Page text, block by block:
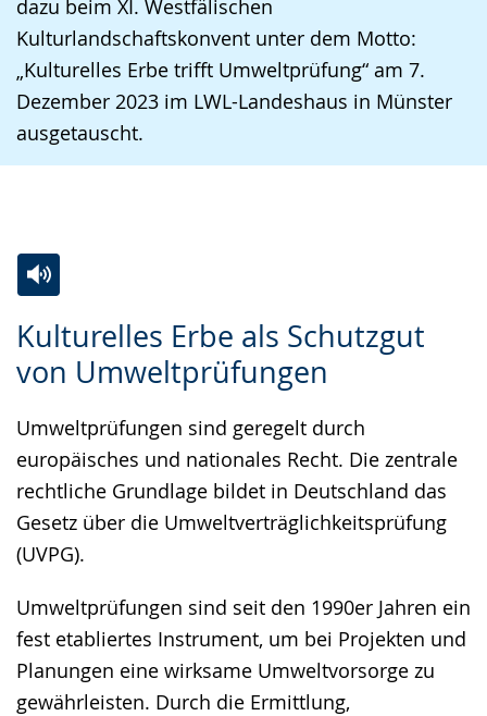
dazu beim XI. Westfälischen
Kulturlandschaftskonvent unter dem Motto:
„Kulturelles Erbe trifft Umweltprüfung“ am 7.
Dezember 2023 im LWL-Landeshaus in Münster
ausgetauscht.
Kulturelles Erbe als Schutzgut
von Umweltprüfungen
Umweltprüfungen sind geregelt durch
europäisches und nationales Recht. Die zentrale
rechtliche Grundlage bildet in Deutschland das
Gesetz über die Umweltverträglichkeitsprüfung
(UVPG).
Umweltprüfungen sind seit den 1990er Jahren ein
fest etabliertes Instrument, um bei Projekten und
Planungen eine wirksame Umweltvorsorge zu
gewährleisten. Durch die Ermittlung,
Leichten
Sprache
Audio-
Unterstützung.
Video
in
Gebärdensprache
wird
angezeigt.